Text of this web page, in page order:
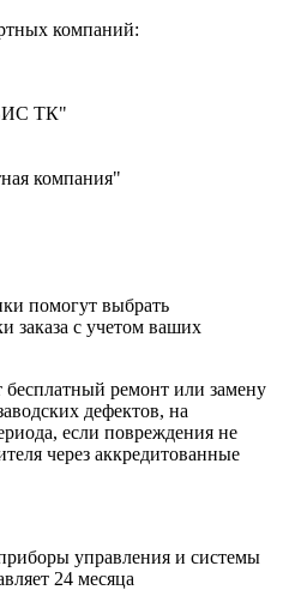
компаний:
ТК"
компания"
помогут выбрать
заказа с учетом ваших
бесплатный ремонт или замену
дефектов, на
если повреждения не
через аккредитованные
управления и системы
24 месяца